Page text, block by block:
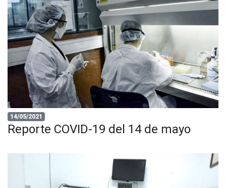
14/05/2021
Reporte COVID-19 del 14 de mayo